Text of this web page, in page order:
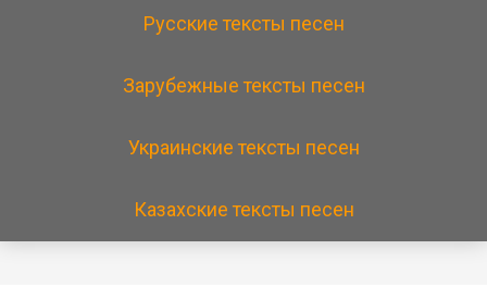
Русские тексты песен
Зарубежные тексты песен
Украинские тексты песен
Казахские тексты песен